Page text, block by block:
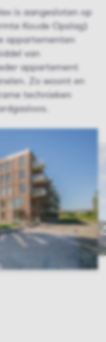
is aangesloten op
Koude Opslag)
appartementen
van
appartement
Zo woont en
technieken